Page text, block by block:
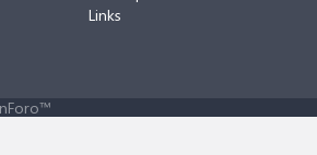
Links